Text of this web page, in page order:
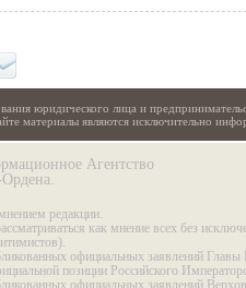
юридического лица и
материалы являются исключительно
Агентство
редакции.
как мнение всех без
официальных заявлений Главы
позиции Российского
официальных заявлений